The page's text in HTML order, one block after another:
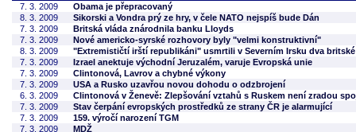
7. 3. 2009
Obama je přepracovaný
8. 3. 2009
Sikorski a Vondra prý ze hry, v čele NATO nejspíš bude Dán
7. 3. 2009
Britská vláda znárodnila banku Lloyds
7. 3. 2009
Nové americko-syrské rozhovory byly "velmi konstruktivní"
8. 3. 2009
"Extremističtí irští republikáni" usmrtili v Severním Irsku dva
7. 3. 2009
Izrael anektuje východní Jeruzalém, varuje Evropská unie
7. 3. 2009
Clintonová, Lavrov a chybné výkony
7. 3. 2009
USA a Rusko uzavřou novou dohodu o odzbrojení
6. 3. 2009
Clintonová v Ženevě: Zlepšování vztahů s Ruskem není zradou
7. 3. 2009
Stav čerpání evropských prostředků ze strany ČR je alarmující
7. 3. 2009
159. výročí narození TGM
7. 3. 2009
MDŽ